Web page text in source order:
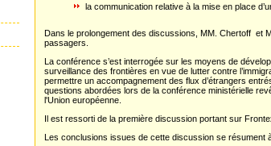
la communication relative à la mise en place
Dans le prolongement des discussions, MM. Chertoff et
passagers.
La conférence s’est interrogée sur les moyens de
surveillance des frontières en vue de lutter contre
permettre un accompagnement des flux d’étrangers
questions abordées lors de la conférence ministérielle
l'Union européenne.
Il est ressorti de la première discussion portant sur
Les conclusions issues de cette discussion se résument